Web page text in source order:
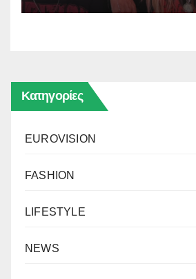
Κατηγορίες
EUROVISION
FASHION
LIFESTYLE
NEWS